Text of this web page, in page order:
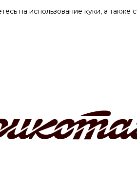
на использование куки, а также с